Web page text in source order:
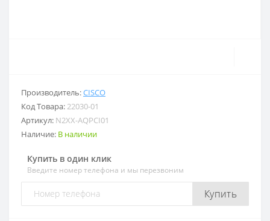
Производитель:CISCO
Код Товара:22030-01
Артикул: N2XX-AQPCI01
Наличие: В наличии
Купить в один клик
Введите номер телефона и мы перезвоним
Купить